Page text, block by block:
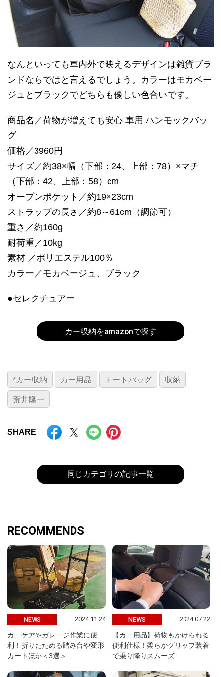
なんといっても車内外で映えるデザインは雑貨ブラ
ンドならではと言えるでしょう。カラーはモカベー
ジュとブラックでどちらも優しい色合いです。
商品名／荷物が増えても安心 車用 ハンモックバッ
グ
価格／3960円
サイズ／約38×幅（下部：24、上部：78）×マチ
（下部：42、上部：58）cm
オープンポケット／約19×23cm
ストラップの長さ／約8～61cm（調節可）
重さ／約160g
耐荷重／10kg
素材 ／ポリエステル100％
カラー／モカベージュ、ブラック
●セレクチュアー
カー収納をamazonで探す
*カー収納 カー用品 トートバッグ 収納
荒井隆一
SHARE
同じカテゴリの記事一覧
RECOMMENDS
NEWS 2024.11.24
カーケアやガレージ作業に便
利！折りたためる踏み台や変形
カートほか＜3選＞
NEWS 2024.07.22
【カー用品】荷物もかけられる
便利仕様！柔らかグリップ装着
で乗り降りスムーズ